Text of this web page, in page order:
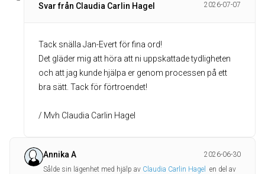
Svar från Claudia Carlin Hagel 2026-07-07
Tack snälla Jan-Evert för fina ord!
Det gläder mig att höra att ni uppskattade tydligheten
och att jag kunde hjälpa er genom processen på ett
bra sätt. Tack för förtroendet!
/ Mvh Claudia Carlin Hagel
Annika A
2026-06-30
Sålde sin lägenhet med hjälp av Claudia Carlin Hagel
en del av